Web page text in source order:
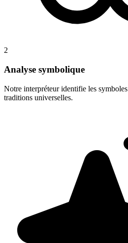
2
Analyse symbolique
Notre interpréteur identifie les
traditions universelles.